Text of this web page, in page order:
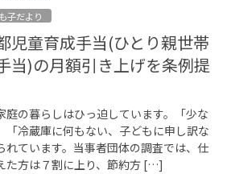
子だより
児童育成手当(ひとり親世帯
当)の月額引き上げを条例提
の暮らしはひっ迫しています。「少な
「冷蔵庫に何もない、子どもに申し訳な
れています。当事者団体の調査では、仕
た方は７割に上り、節約方 […]